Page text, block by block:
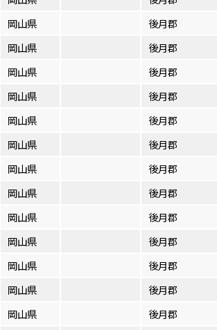
岡山県
後月郡
岡山県
後月郡
岡山県
後月郡
岡山県
後月郡
岡山県
後月郡
岡山県
後月郡
岡山県
後月郡
岡山県
後月郡
岡山県
後月郡
岡山県
後月郡
岡山県
後月郡
岡山県
後月郡
岡山県
後月郡